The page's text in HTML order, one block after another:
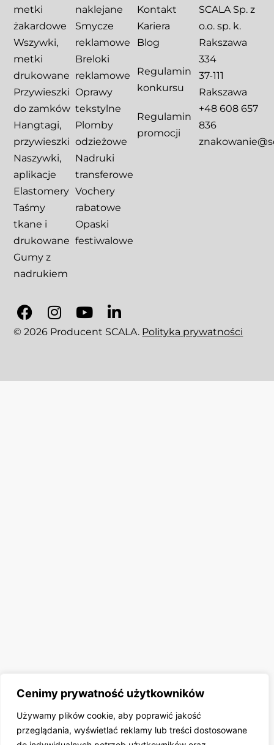
Cenimy prywatność użytkowników
Używamy plików cookie, aby poprawić jakość
przeglądania, wyświetlać reklamy lub treści dostosowane
metki
żakardowe
Wszywki,
metki
drukowane
Przywieszki
do zamków
Hangtagi,
przywieszki
Naszywki,
aplikacje
Elastomery
Taśmy
tkane i
drukowane
Gumy z
nadrukiem
naklejane
Smycze
reklamowe
Breloki
reklamowe
Oprawy
tekstylne
Plomby
odzieżowe
Nadruki
transferowe
Vochery
rabatowe
Opaski
festiwalowe
Kontakt
Kariera
Blog
Regulamin
konkursu
Regulamin
promocji
SCALA Sp. z
o.o. sp. k.
Rakszawa
334
37-111
Rakszawa
+48 608 657
836
© 2026 Producent SCALA. Polityka prywatności